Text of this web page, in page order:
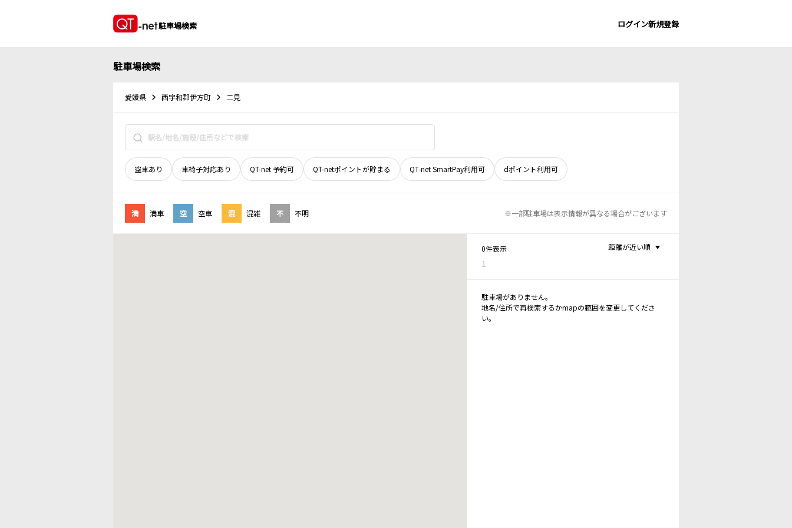
駐車場検索 ログイン新規登録
駐車場検索
愛媛県 西宇和郡伊方町 二見
空車あり 車椅子対応あり QT-net 予約可 QT-netポイントが貯まる QT-net SmartPay利用可 dポイント利用可
満 満車 空 空車 混 混雑 不 不明 ※一部駐車場は表示情報が異なる場合がございます
0件表示
1
距離が近い順
駐車場がありません。
地名/住所で再検索するかmapの範囲を変更してくださ
い。